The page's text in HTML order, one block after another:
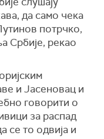
већ 10 година и
Чешком, то
земљама.
без
Вучић.
доказује да је
да само чека
потрчко,
Србије, рекао
и Јасеновац и
говорити о
за распад
се то одвија и